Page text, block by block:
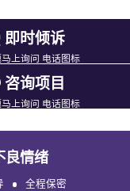
即时倾诉
上询问 电话图标
咨询项目
上询问 电话图标
情绪
全程保密